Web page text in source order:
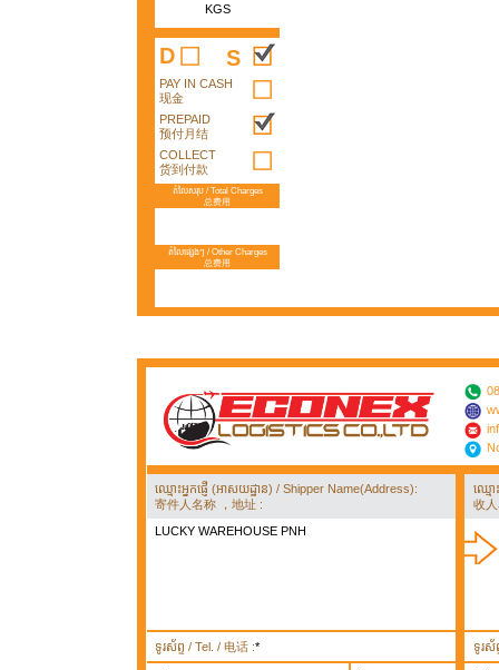
KGS
D S
PAY IN CASH
现金
PREPAID
预付月结
COLLECT
货到付款
តំលៃសរុប / Total Charges
总费用
តំលៃផ្សេងៗ / Other Charges
总费用
ឈ្មោះអ្នកផ្ញើ (អាសយដ្ឋាន) / Shipper Name(Address):
寄件人名称 ，地址 :
LUCKY WAREHOUSE PNH
ឈ្មោ
收
ទូរស័ព្ទ / Tel. / 电话 :* ទូរស័